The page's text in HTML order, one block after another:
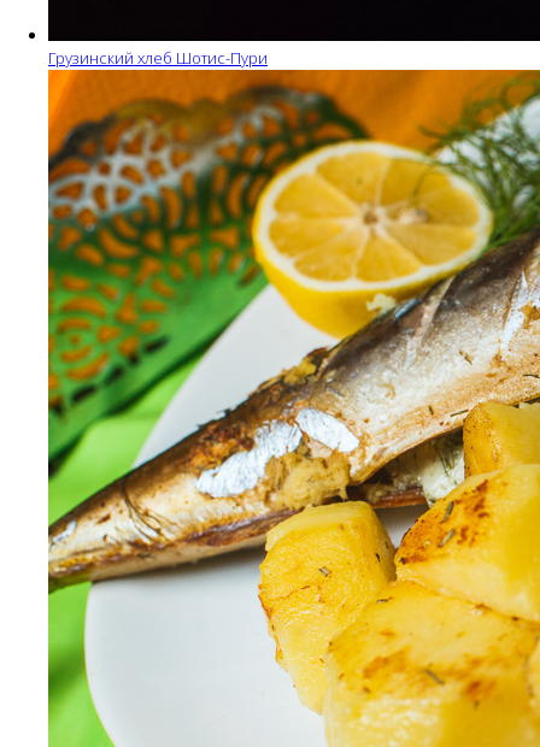
Грузинский хлеб Шотис-Пури